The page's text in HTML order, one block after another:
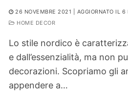
26 NOVEMBRE 2021 | AGGIORNATO IL
HOME DECOR
Lo stile nordico è
e dall’essenzialità, ma non
decorazioni. Scopriamo gli
appendere a…